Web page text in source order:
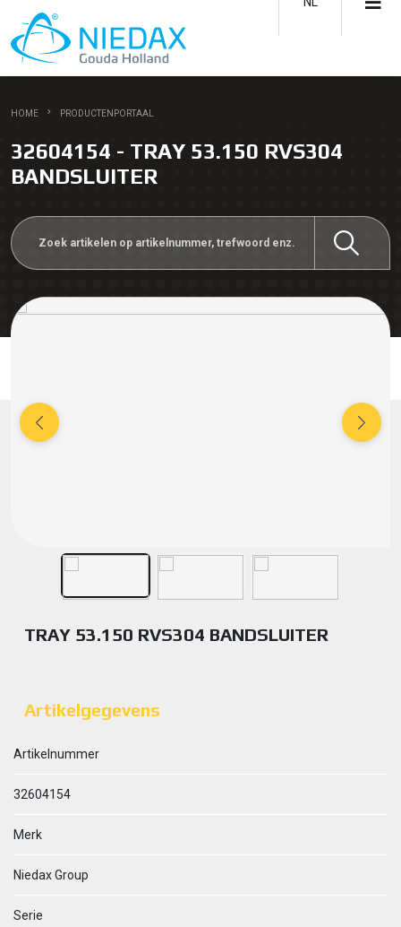
HOME PRODUCTENPORTAAL
32604154 - TRAY 53.150 RVS304
BANDSLUITER
TRAY 53.150 RVS304 BANDSLUITER
Artikelgegevens
Artikelnummer
32604154
Merk
Niedax Group
Serie